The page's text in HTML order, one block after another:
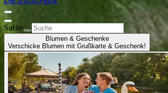
Suche
Blumen & Geschenke
Verschicke Blumen mit Grußkarte & Geschenk!